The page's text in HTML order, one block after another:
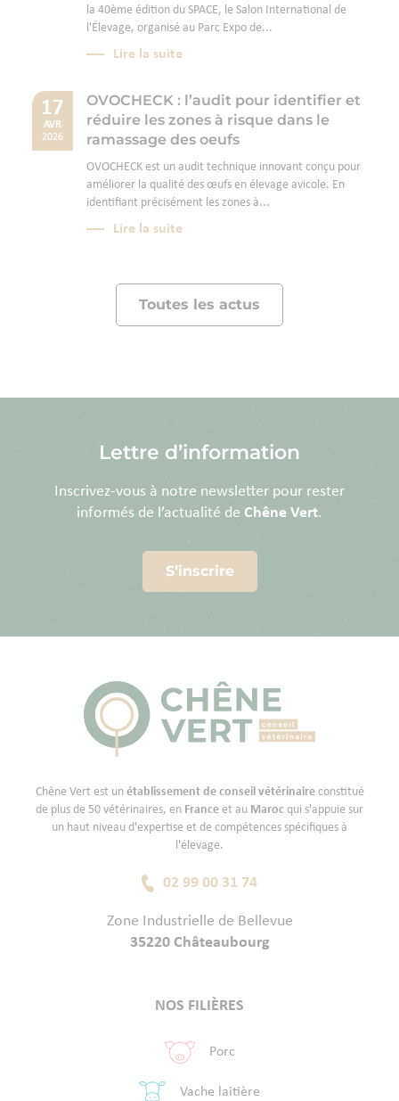
la 40ème édition du SPACE, le Salon International de
l'Élevage, organisé au Parc Expo de...
Lire la suite
17
AVR
2026
OVOCHECK : l’audit pour identifier et
réduire les zones à risque dans le
ramassage des oeufs
OVOCHECK est un audit technique innovant conçu pour
améliorer la qualité des œufs en élevage avicole. En
identifiant précisément les zones à...
Lire la suite
Toutes les actus
Lettre d’information
Inscrivez-vous à notre newsletter pour rester
informés de l’actualité de Chêne Vert.
S’inscrire
Chêne Vert est un établissement de conseil vétérinaireconstitué
de plus de 50 vétérinaires, en France et au Maroc qui s'appuie sur
un haut niveau d'expertise et de compétences spécifiques à
l'élevage.
02 99 00 31 74
Zone Industrielle de Bellevue
35220 Châteaubourg
NOS FILIÈRES
Porc
Vache laitière